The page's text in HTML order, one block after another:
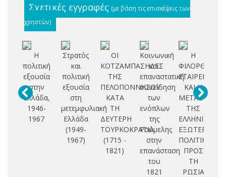
Σχετικές εγγραφές (με βάση τις επισκέψεις των
χρηστών)
Η
πολιτική
εξουσία
στην
Ελλάδα,
1946-
1967
Στρατός
και
πολιτική
εξουσία
στη
μετεμφυλιακή
Ελλάδα
(1949-
1967)
ΟΙ
ΚΟΤΖΑΜΠΑΣΗΔΕΣ
ΤΗΣ
ΠΕΛΟΠΟΝΝΗΣΟΥ
ΚΑΤΑ
ΤΗ
ΔΕΥΤΕΡΗ
ΤΟΥΡΚΟΚΡΑΤΙΑ
(1715 -
1821)
Κοινωνική
και
επαναστατική
συνείδηση
των
ενόπλων
της
Ρούμελης
στην
επανάσταση
του
1821
Η
ΕΤΑΙΡΕΙΑ
ΚΑΙ Η
ΤΗΣ
ΕΛΛΗΝΙΚΗΣ
ΕΞΩΤΕΡΙΚΗΣ
ΠΟΛΙΤΙΚΗΣ
ΠΡΟΣ
ΤΗ
ΡΩΣΙΑ